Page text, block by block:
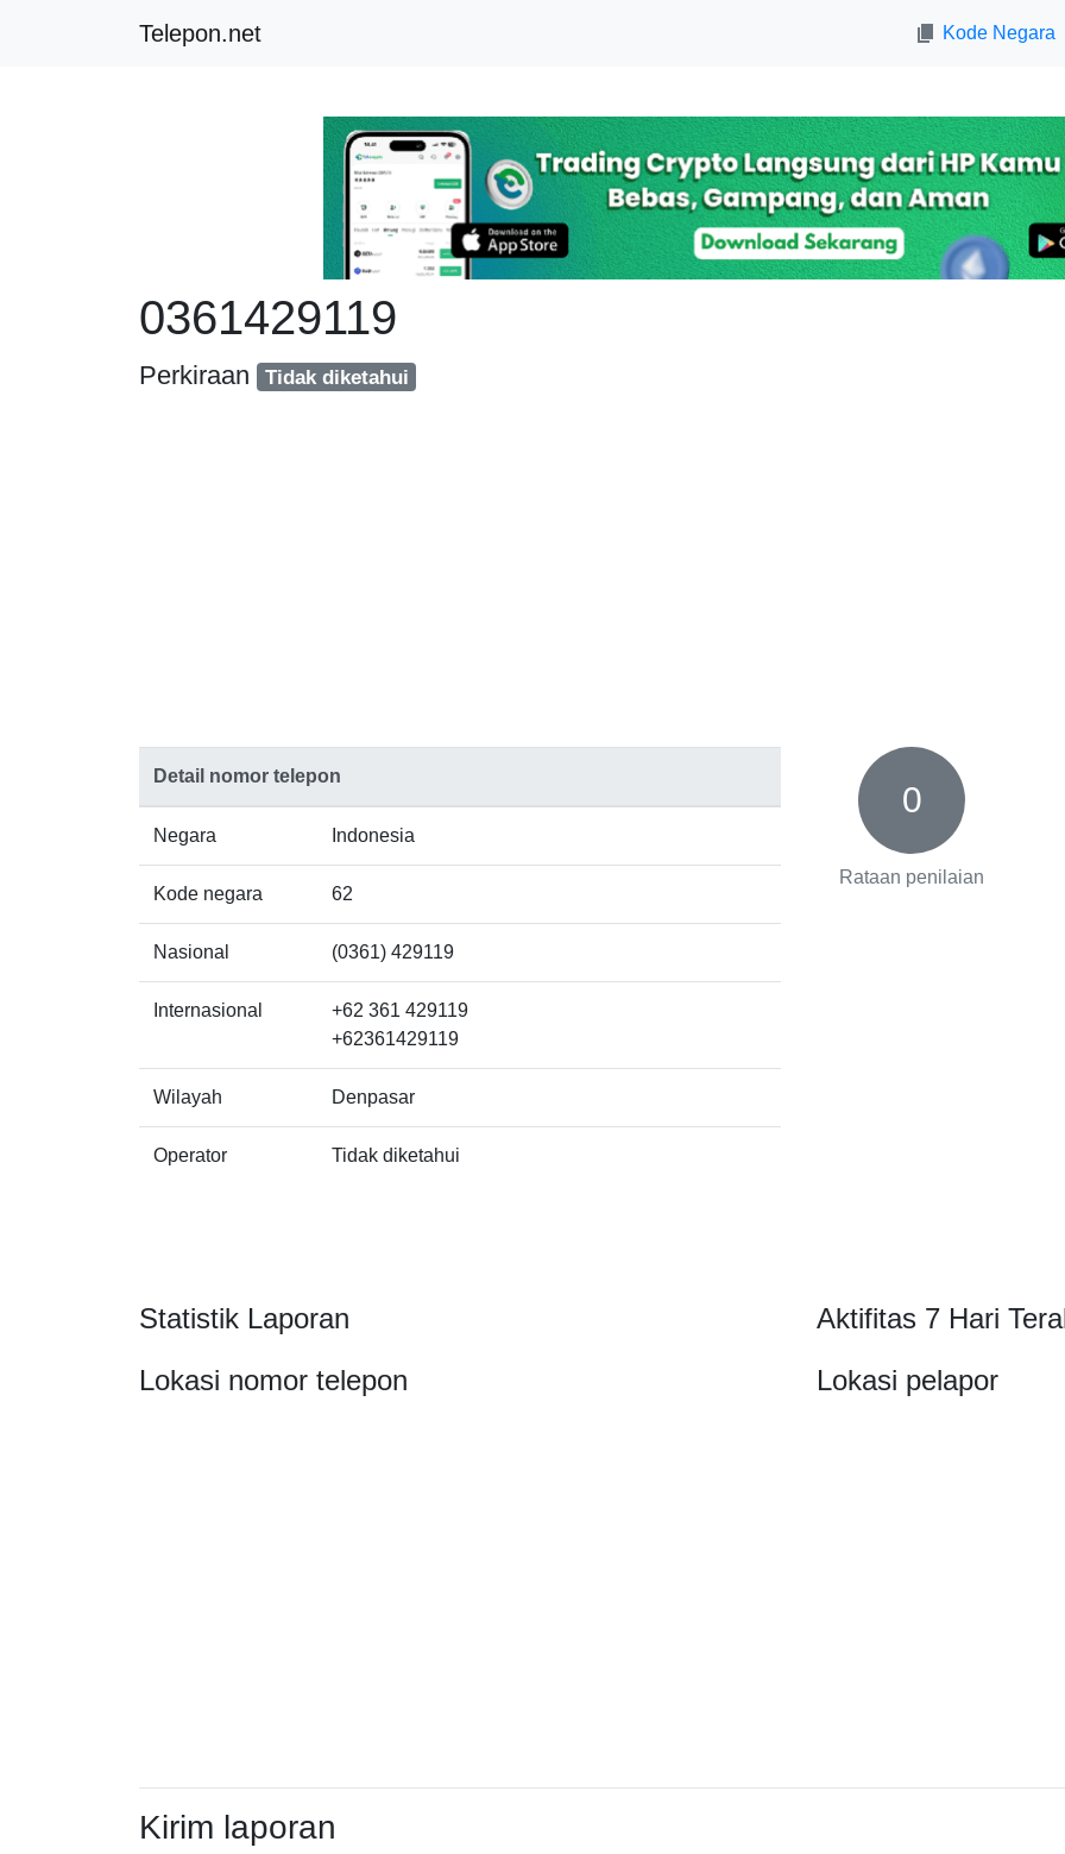
Telepon.net Kode Negara
0361429119
Perkiraan Tidak diketahui
Detail nomor telepon
Negara Indonesia
Kode negara 62
Nasional (0361) 429119
Internasional
+62 361 429119
+62361429119
Wilayah Denpasar
Operator Tidak diketahui
0
Rataan penilaian
Statistik Laporan
Aktifitas 7 Hari
Lokasi nomor telepon
Lokasi pelapor
Kirim laporan